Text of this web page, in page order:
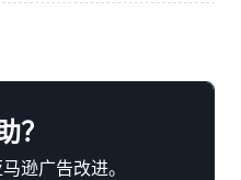
？
逊广告改进。